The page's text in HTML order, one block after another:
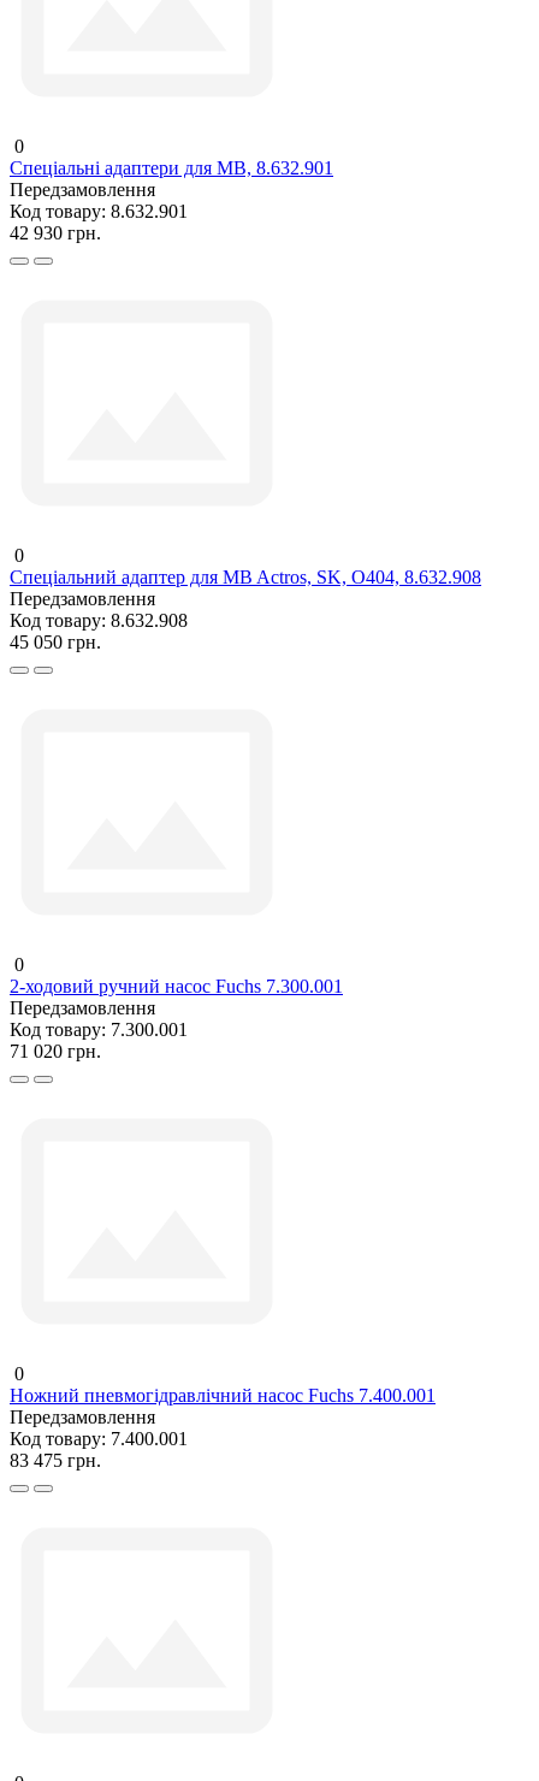
0
Спеціальні адаптери для MB, 8.632.901
Передзамовлення
Код товару: 8.632.901
42 930 грн.
0
Спеціальний адаптер для MB Actros, SK, O404, 8.632.908
Передзамовлення
Код товару: 8.632.908
45 050 грн.
0
2-ходовий ручний насос Fuchs 7.300.001
Передзамовлення
Код товару: 7.300.001
71 020 грн.
0
Ножний пневмогідравлічний насос Fuchs 7.400.001
Передзамовлення
Код товару: 7.400.001
83 475 грн.